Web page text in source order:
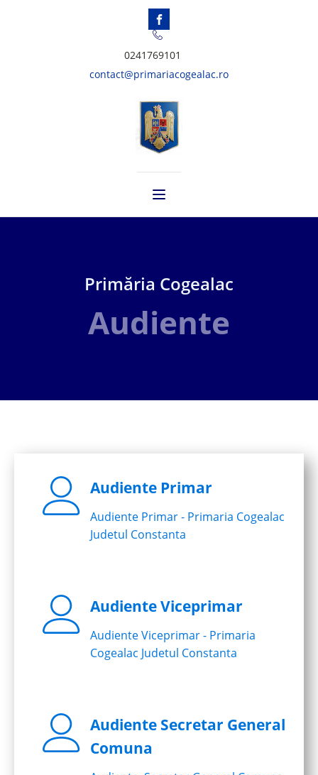
0241769101
contact@primariacogealac.ro
Primăria Cogealac
Audiente
Audiente Primar
Audiente Primar - Primaria Cogealac
Judetul Constanta
Audiente Viceprimar
Audiente Viceprimar - Primaria
Cogealac Judetul Constanta
Audiente Secretar General
Comuna